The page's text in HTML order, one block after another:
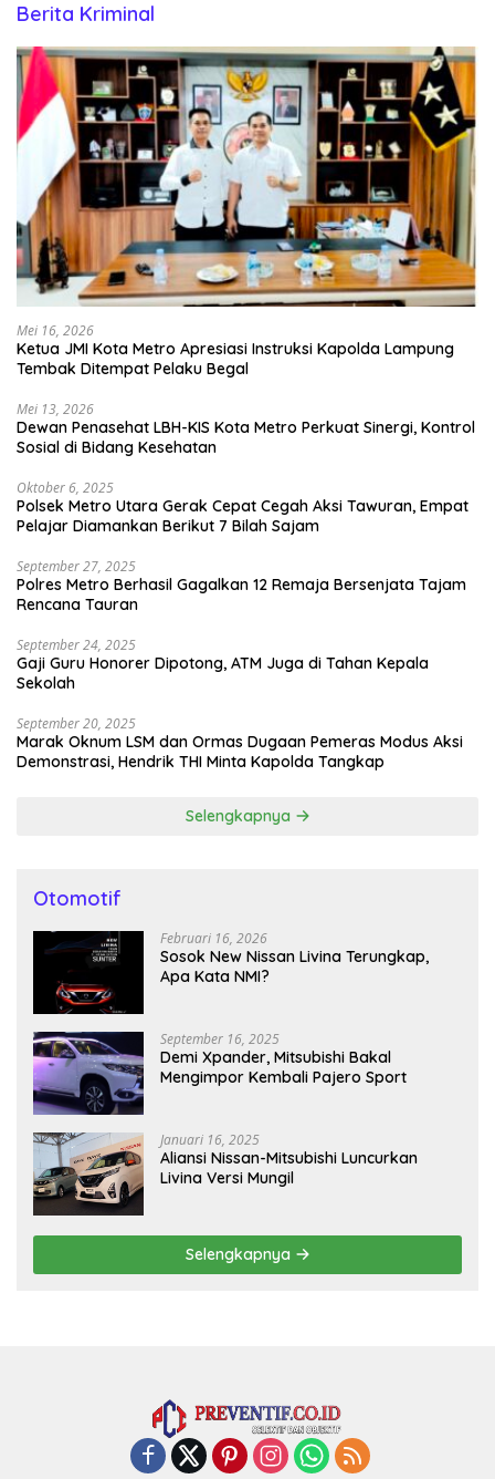
Berita Kriminal
Mei 16, 2026
Ketua JMI Kota Metro Apresiasi Instruksi Kapolda Lampung
Tembak Ditempat Pelaku Begal
Mei 13, 2026
Dewan Penasehat LBH-KIS Kota Metro Perkuat Sinergi, Kontrol
Sosial di Bidang Kesehatan
Oktober 6, 2025
Polsek Metro Utara Gerak Cepat Cegah Aksi Tawuran, Empat
Pelajar Diamankan Berikut 7 Bilah Sajam
September 27, 2025
Polres Metro Berhasil Gagalkan 12 Remaja Bersenjata Tajam
Rencana Tauran
September 24, 2025
Gaji Guru Honorer Dipotong, ATM Juga di Tahan Kepala
Sekolah
September 20, 2025
Marak Oknum LSM dan Ormas Dugaan Pemeras Modus Aksi
Demonstrasi, Hendrik THI Minta Kapolda Tangkap
Selengkapnya
Otomotif
Februari 16, 2026
Sosok New Nissan Livina Terungkap,
Apa Kata NMI?
September 16, 2025
Demi Xpander, Mitsubishi Bakal
Mengimpor Kembali Pajero Sport
Januari 16, 2025
Aliansi Nissan-Mitsubishi Luncurkan
Livina Versi Mungil
Selengkapnya